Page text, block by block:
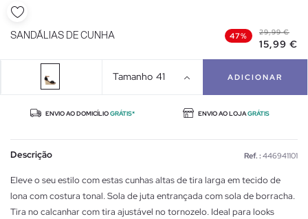
SANDÁLIAS DE CUNHA 47% 29,99 €
15,99 €
Tamanho 41 ADICIONAR
ENVIO AO DOMICÍLIOGRÁTIS* ENVIO AO LOJAGRÁTIS
Descrição Ref. : 446941101
Eleve o seu estilo com estas cunhas altas de tira larga em tecido de
lona com costura tonal. Sola de juta entrançada com sola de borracha.
Tira no calcanhar com tira ajustável no tornozelo. Ideal para looks